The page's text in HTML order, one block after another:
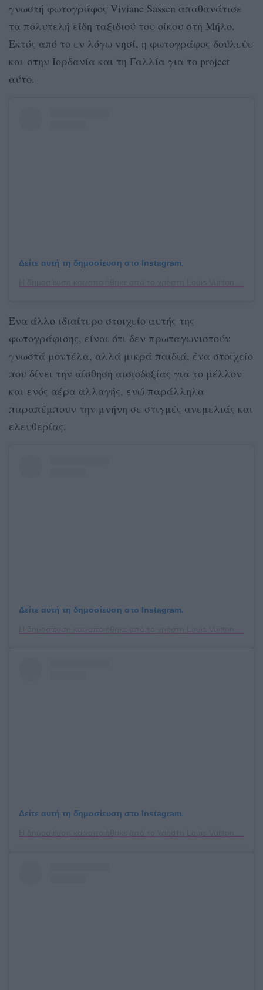
γνωστή φωτογράφος Viviane Sassen απαθανάτισε
τα πολυτελή είδη ταξιδιού του οίκου στη Μήλο.
Εκτός από το εν λόγω νησί, η φωτογράφος δούλεψε
και στην Ιορδανία και τη Γαλλία για το project
αύτο.
Δείτε αυτή τη δημοσίευση στο Instagram.
Ένα άλλο ιδιαίτερο στοιχείο αυτής της
φωτογράφισης, είναι ότι δεν πρωταγωνιστούν
γνωστά μοντέλα, αλλά μικρά παιδιά, ένα στοιχείο
που δίνει την αίσθηση αισιοδοξίας για το μέλλον
και ενός αέρα αλλαγής, ενώ παράλληλα
παραπέμπουν την μνήνη σε στιγμές ανεμελιάς και
ελευθερίας.
Δείτε αυτή τη δημοσίευση στο Instagram.
Δείτε αυτή τη δημοσίευση στο Instagram.